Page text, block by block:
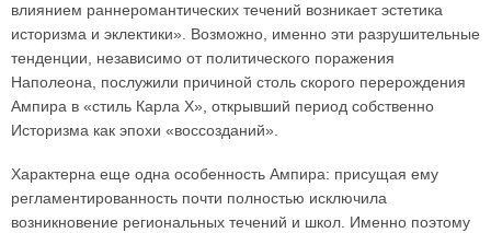
влиянием раннеромантических течений возникает эстетика
историзма и эклектики». Возможно, именно эти разрушительные
тенденции, независимо от политического поражения
Наполеона, послужили причиной столь скорого перерождения
Ампира в «стиль Карла X», открывший период собственно
Историзма как эпохи «воссозданий».
Характерна еще одна особенность Ампира: присущая ему
регламентированность почти полностью исключила
возникновение региональных течений и школ. Именно поэтому